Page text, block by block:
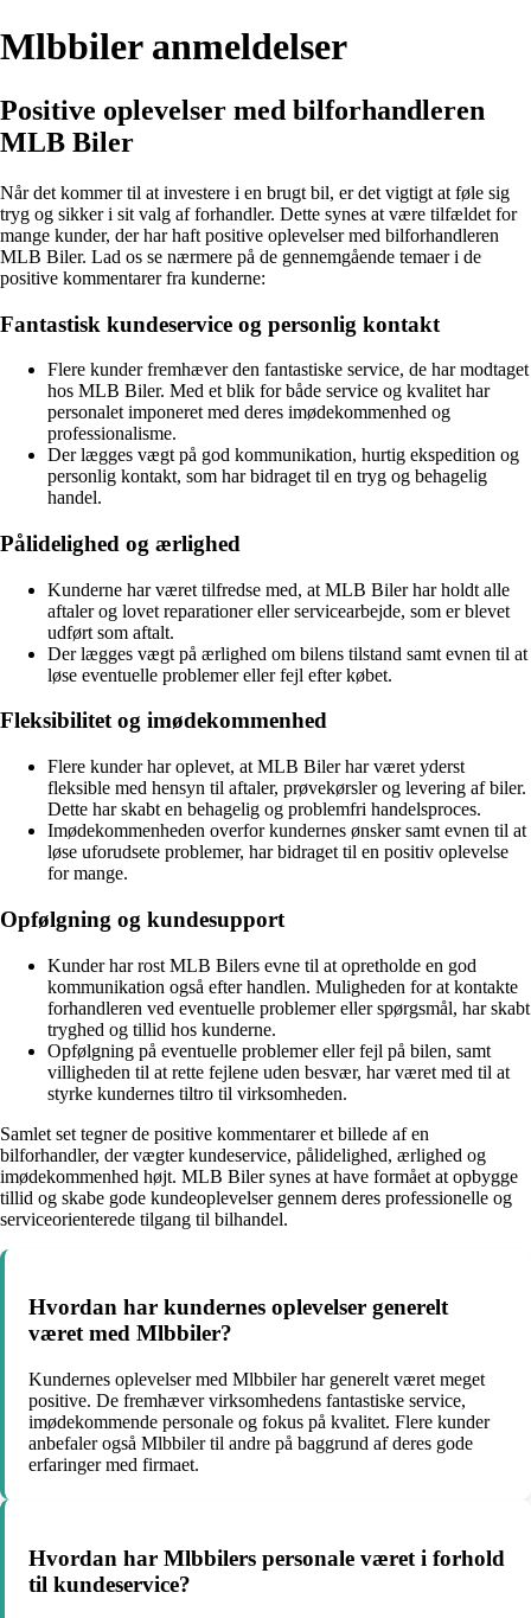
Mlbbiler anmeldelser
Positive oplevelser med bilforhandleren
MLB Biler
Når det kommer til at investere i en brugt bil, er det vigtigt at føle sig
tryg og sikker i sit valg af forhandler. Dette synes at være tilfældet for
mange kunder, der har haft positive oplevelser med bilforhandleren
MLB Biler. Lad os se nærmere på de gennemgående temaer i de
positive kommentarer fra kunderne:
Fantastisk kundeservice og personlig kontakt
Flere kunder fremhæver den fantastiske service, de har modtaget
hos MLB Biler. Med et blik for både service og kvalitet har
personalet imponeret med deres imødekommenhed og
professionalisme.
Der lægges vægt på god kommunikation, hurtig ekspedition og
personlig kontakt, som har bidraget til en tryg og behagelig
handel.
Pålidelighed og ærlighed
Kunderne har været tilfredse med, at MLB Biler har holdt alle
aftaler og lovet reparationer eller servicearbejde, som er blevet
udført som aftalt.
Der lægges vægt på ærlighed om bilens tilstand samt evnen til at
løse eventuelle problemer eller fejl efter købet.
Fleksibilitet og imødekommenhed
Flere kunder har oplevet, at MLB Biler har været yderst
fleksible med hensyn til aftaler, prøvekørsler og levering af biler.
Dette har skabt en behagelig og problemfri handelsproces.
Imødekommenheden overfor kundernes ønsker samt evnen til at
løse uforudsete problemer, har bidraget til en positiv oplevelse
for mange.
Opfølgning og kundesupport
Kunder har rost MLB Bilers evne til at opretholde en god
kommunikation også efter handlen. Muligheden for at kontakte
forhandleren ved eventuelle problemer eller spørgsmål, har skabt
tryghed og tillid hos kunderne.
Opfølgning på eventuelle problemer eller fejl på bilen, samt
villigheden til at rette fejlene uden besvær, har været med til at
styrke kundernes tiltro til virksomheden.
Samlet set tegner de positive kommentarer et billede af en
bilforhandler, der vægter kundeservice, pålidelighed, ærlighed og
imødekommenhed højt. MLB Biler synes at have formået at opbygge
tillid og skabe gode kundeoplevelser gennem deres professionelle og
serviceorienterede tilgang til bilhandel.
Hvordan har kundernes oplevelser generelt
været med Mlbbiler?
Kundernes oplevelser med Mlbbiler har generelt været meget
positive. De fremhæver virksomhedens fantastiske service,
imødekommende personale og fokus på kvalitet. Flere kunder
anbefaler også Mlbbiler til andre på baggrund af deres gode
erfaringer med firmaet.
Hvordan har Mlbbilers personale været i forhold
til kundeservice?